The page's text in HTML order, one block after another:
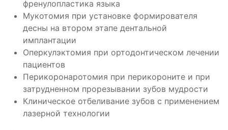
френулопластика языка
Мукотомия при установке формирователя
десны на втором этапе дентальной
имплантации
Оперкулэктомия при ортодонтическом лечении
пациентов
Перикоронаротомия при перикороните и при
затрудненном прорезывании зубов мудрости
Клиническое отбеливание зубов с применением
лазерной технологии